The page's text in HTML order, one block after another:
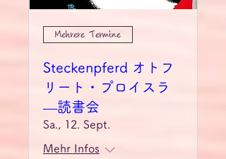
Mehrere Termine
Steckenpferd オトフ
リート・プロイスラ
―読書会
Sa., 12. Sept.
Mehr Infos